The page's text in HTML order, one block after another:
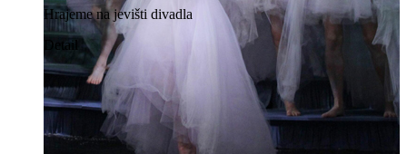
Hrajeme na jevišti divadla
Detail